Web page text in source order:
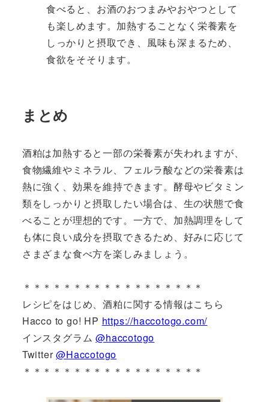
食べると、お酒のおつまみやおやつとして
も楽しめます。加熱することなく栄養素を
しっかりと摂取でき、風味も深まるため、
食欲をそそります。
まとめ
酒粕は加熱すると一部の栄養素が失われますが、
食物繊維やミネラル、フェルラ酸などの栄養素は
熱に強く、効果を維持できます。酵母やビタミン
類をしっかりと摂取したい場合は、生の状態で食
べることが理想的です。一方で、加熱調理をして
も体に良い成分を摂取できるため、好みに応じて
さまざまな食べ方を楽しみましょう。
＊＊＊＊＊＊＊＊＊＊＊＊＊＊＊＊＊＊
レシピをはじめ、酒粕に関する情報はこちら
Hacco to go! HP https://haccotogo.com/
インスタグラム@haccotogo
Twitter@Haccotogo
＊＊＊＊＊＊＊＊＊＊＊＊＊＊＊＊＊＊